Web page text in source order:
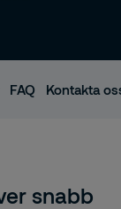
FAQ Kontakta
snabb